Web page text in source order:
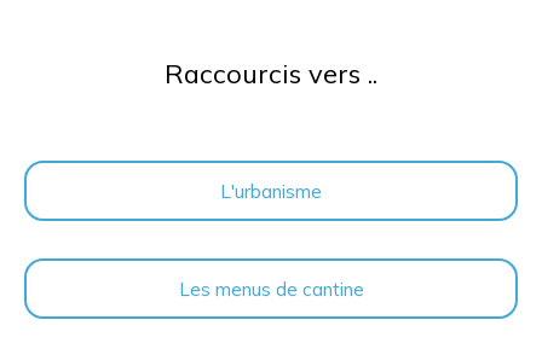
Raccourcis vers ..
L'urbanisme
Les menus de cantine